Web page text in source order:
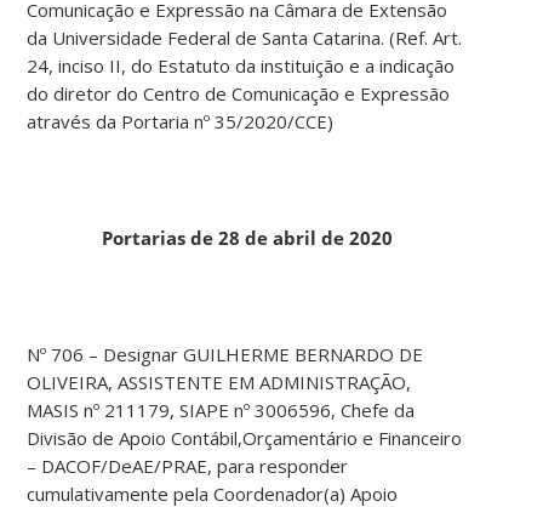
Comunicação e Expressão na Câmara de Extensão
da Universidade Federal de Santa Catarina. (Ref. Art.
24, inciso II, do Estatuto da instituição e a indicação
do diretor do Centro de Comunicação e Expressão
através da Portaria nº 35/2020/CCE)
Portarias de 28 de abril de 2020
Nº 706 – Designar GUILHERME BERNARDO DE
OLIVEIRA, ASSISTENTE EM ADMINISTRAÇÃO,
MASIS nº 211179, SIAPE nº 3006596, Chefe da
Divisão de Apoio Contábil,Orçamentário e Financeiro
– DACOF/DeAE/PRAE, para responder
cumulativamente pela Coordenador(a) Apoio